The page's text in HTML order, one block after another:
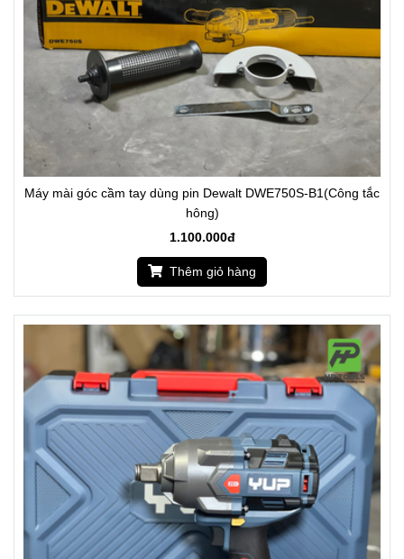
Máy mài góc cầm tay dùng pin Dewalt DWE750S-B1(Công tắc
hông)
1.100.000đ
Thêm giỏ hàng